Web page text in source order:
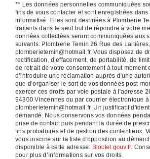
** Les données personnelles communiquées
fins de vous contacter et sont enregistrées
informatisé. Elles sont destinées à Plomberie
traitants dans le seul but de répondre à votre
données collectées seront communiquées aux
suivants: Plomberie Temin 26 Rue des
plomberietemin@hotmail.fr. Vous disposez de
rectification, d’effacement, de portabilité, de
de retrait de votre consentement à tout moment
d’introduire une réclamation auprès d’une
que d’organiser le sort de vos données post-
exercer ces droits par voie postale à l'adresse
94300 Vincennes ou par courrier électronique à
plomberietemin@hotmail.fr. Un justificatif
demandé. Nous conservons vos données
prise de contact puis pendant la durée de
fins probatoires et de gestion des contentieux.
vous inscrire sur la liste d'opposition au
disponible à cette adresse: Bloctel.gouv.fr.
pour plus d’informations sur vos droits.